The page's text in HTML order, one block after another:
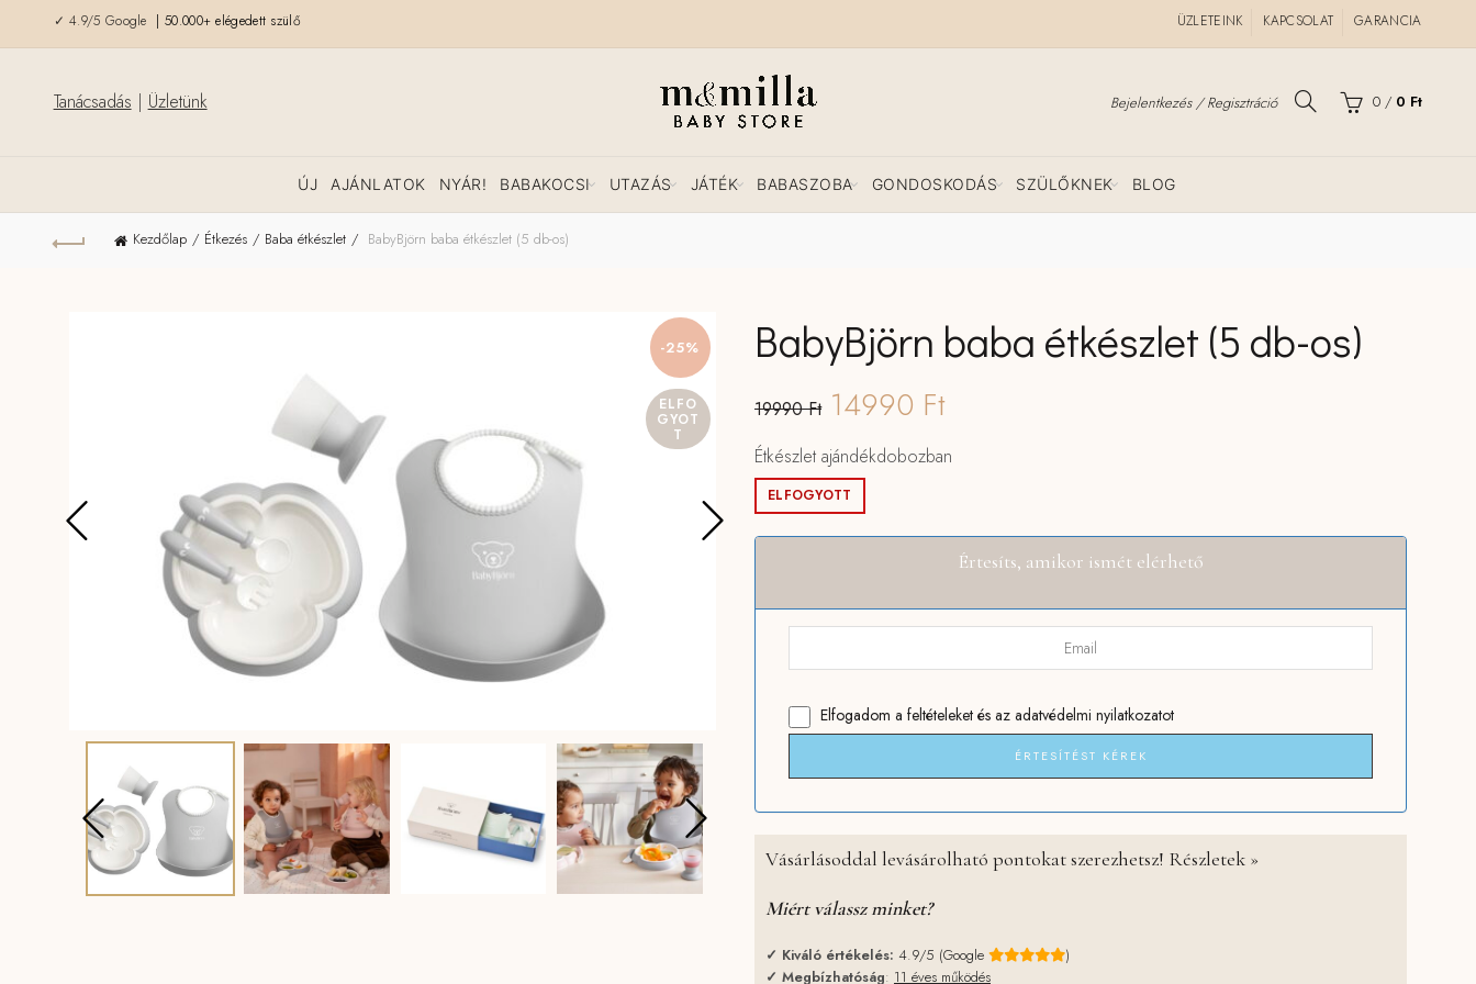
✓ 4.9/5 Google | 50.000+ elégedett szülő ÜZLETEINK KAPCSOLAT GARANCIA
Tanácsadás | Üzletünk Bejelentkezés / Regisztráció 0 / 0 Ft
ÚJ AJÁNLATOK NYÁR! BABAKOCSI UTAZÁS JÁTÉK BABASZOBA GONDOSKODÁS SZÜLŐKNEK BLOG
Kezdőlap Étkezés Baba étkészlet BabyBjörn baba étkészlet (5 db-os)
-25%
ELFO
GYOT
T
BabyBjörn baba étkészlet (5 db-os)
19990Ft Original
price
was:
19990 Ft.
14990 FtCurrent
price
14990 Ft.
Étkészlet ajándékdobozban
ELFOGYOTT
Értesíts, amikor ismét elérhető
Elfogadom a feltételeketés az adatvédelmi nyilatkozatot
ÉRTESÍTÉST KÉREK
Vásárlásoddal levásárolható pontokat szerezhetsz! Részletek »
Miért válassz minket?
✓ Kiváló értékelés: 4.9/5 (Google
)
✓ Megbízhatóság: 11 éves működés